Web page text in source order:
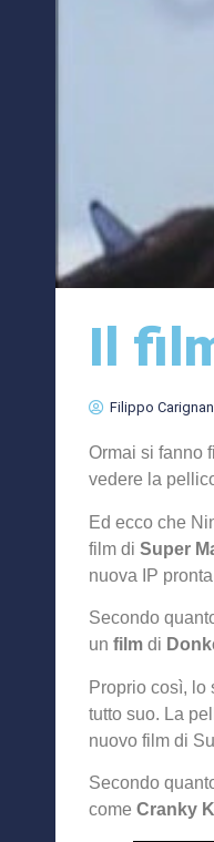
Il
Filippo
Ormai si fanno
vedere la
Ed ecco che
film di Super
nuova IP
Secondo
un film di
Proprio così, lo
tutto suo. La
nuovo film di
Secondo
come Cranky